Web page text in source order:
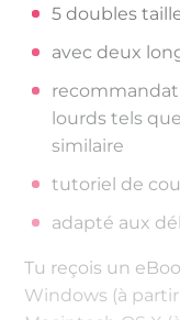
5 doubles
avec deux
lourds tels
similaire
tutoriel de
adapté aux
Tu reçois un
Windows (à